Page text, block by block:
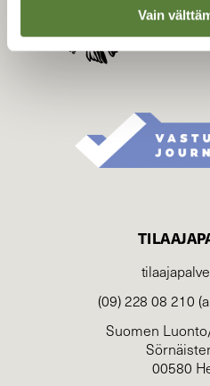
Vain
(09) 228 08 210
Suomen
00580